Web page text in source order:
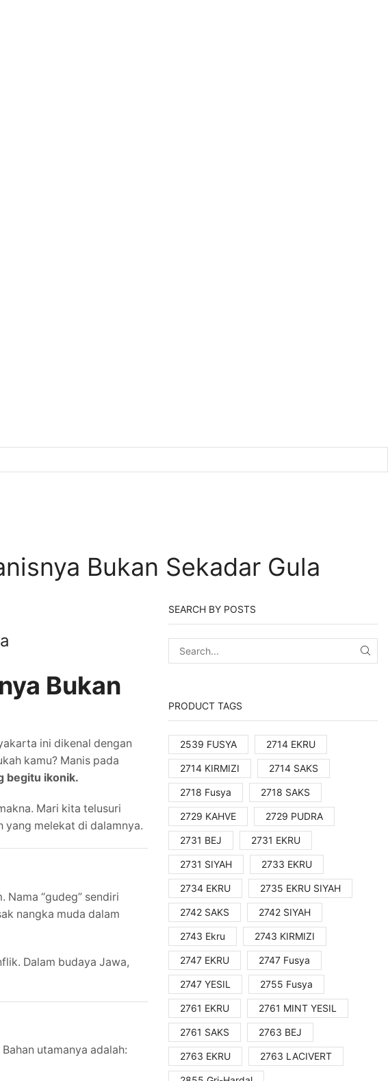
Bukan Sekadar Gula
Bukan
ini dikenal dengan
kamu? Manis pada
begitu ikonik.
Mari kita telusuri
yang melekat di dalamnya.
“gudeg” sendiri
nangka muda dalam
Dalam budaya Jawa,
utamanya adalah:
SEARCH BY POSTS
PRODUCT TAGS
2539 FUSYA 2714 EKRU
2714 KIRMIZI 2714 SAKS
2718 Fusya 2718 SAKS
2729 KAHVE 2729 PUDRA
2731 BEJ 2731 EKRU
2731 SIYAH 2733 EKRU
2734 EKRU 2735 EKRU SIYAH
2742 SAKS 2742 SIYAH
2743 Ekru 2743 KIRMIZI
2747 EKRU 2747 Fusya
2747 YESIL 2755 Fusya
2761 EKRU 2761 MINT YESIL
2761 SAKS 2763 BEJ
2763 EKRU 2763 LACIVERT